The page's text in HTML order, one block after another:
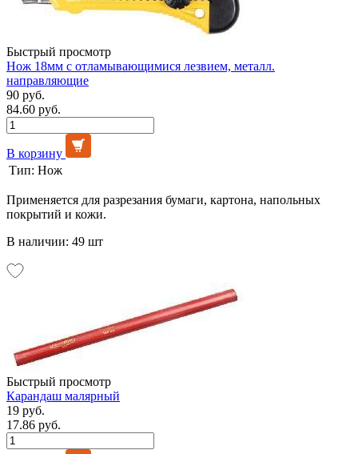
Быстрый просмотр
Нож 18мм с отламывающимися лезвием, металл.
направляющие
90 руб.
84.60 руб.
В корзину
Тип: Нож
Применяется для разрезания бумаги, картона, напольных
покрытий и кожи.
В наличии: 49 шт
Быстрый просмотр
Карандаш малярный
19 руб.
17.86 руб.